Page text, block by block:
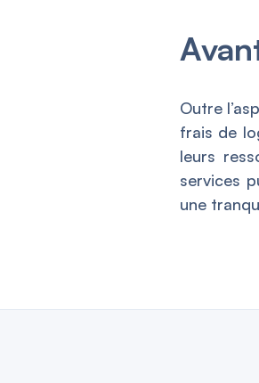
Outre
frais de
leurs
services
une